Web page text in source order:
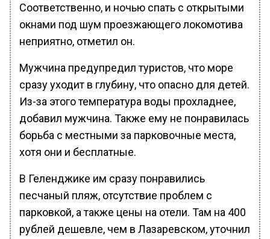
Соответственно, и ночью спать с открытыми
окнами под шум проезжающего локомотива
неприятно, отметил он.
Мужчина предупредил туристов, что море
сразу уходит в глубину, что опасно для детей.
Из-за этого температура воды прохладнее,
добавил мужчина. Также ему не понравилась
борьба с местными за парковочные места,
хотя они и бесплатные.
В Геленджике им сразу понравились
песчаный пляж, отсутствие проблем с
парковкой, а также цены на отели. Там на 400
рублей дешевле, чем в Лазаревском, уточнил